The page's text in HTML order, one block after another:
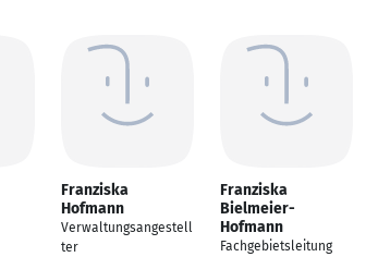
Franziska
Hofmann
Verwaltungsangestell
ter
Franziska
Bielmeier-
Hofmann
Fachgebietsleitung